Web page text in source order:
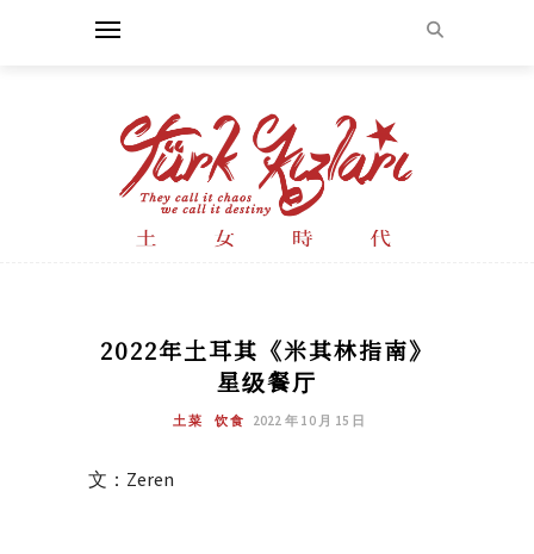
2022年土耳其《米其林指南》
星级餐厅
土菜 饮食 2022 年 10 月 15 日
文：Zeren